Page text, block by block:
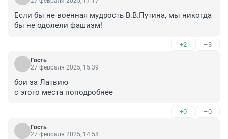
Если бы не военная мудрость В.В.Путина, мы никогда
бы не одолели фашизм!
+2 –3
Гость
27 февраля 2025, 15:39
бои за Латвию
с этого места поподробнее
+0 –0
Гость
27 февраля 2025, 14:58